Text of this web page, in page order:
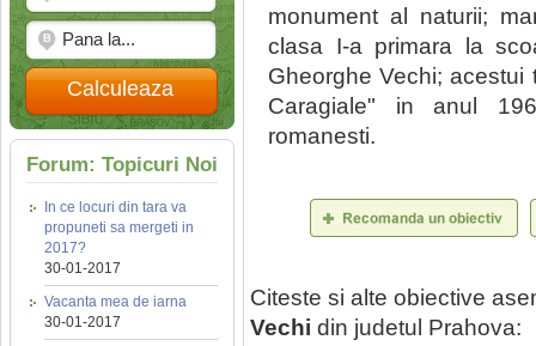
Calculeaza
Forum: Topicuri Noi
In ce locuri din tara va
propuneti sa mergeti in
2017?
30-01-2017
Vacanta mea de iarna
30-01-2017
monument al naturii;
clasa I-a primara la
Gheorghe Vechi;
Caragiale" in anul
romanesti.
Citeste si alte obiective
Vechi din judetul Prahova: